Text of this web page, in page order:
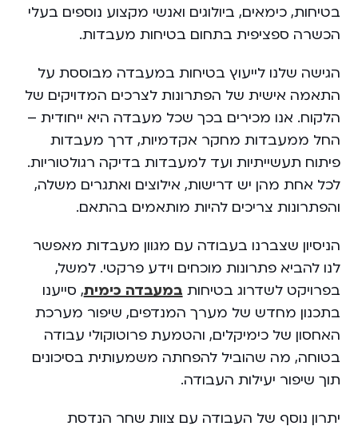
בטיחות, כימאים, ביולוגים ואנשי מקצוע נוספים בעלי
הכשרה ספציפית בתחום בטיחות מעבדות.
הגישה שלנו לייעוץ בטיחות במעבדה מבוססת על
התאמה אישית של הפתרונות לצרכים המדויקים של
הלקוח. אנו מכירים בכך שכל מעבדה היא ייחודית –
החל ממעבדות מחקר אקדמיות, דרך מעבדות
פיתוח תעשייתיות ועד למעבדות בדיקה רגולטוריות.
לכל אחת מהן יש דרישות, אילוצים ואתגרים משלה,
והפתרונות צריכים להיות מותאמים בהתאם.
הניסיון שצברנו בעבודה עם מגוון מעבדות מאפשר
לנו להביא פתרונות מוכחים וידע פרקטי. למשל,
בפרויקט לשדרוג בטיחות במעבדה כימית, סייענו
בתכנון מחדש של מערך המנדפים, שיפור מערכת
האחסון של כימיקלים, והטמעת פרוטוקולי עבודה
בטוחה, מה שהוביל להפחתה משמעותית בסיכונים
תוך שיפור יעילות העבודה.
יתרון נוסף של העבודה עם צוות שחר הנדסת